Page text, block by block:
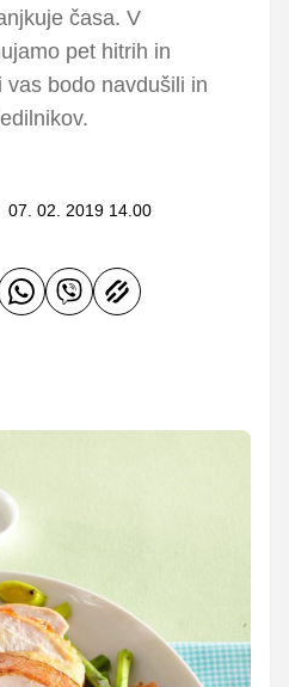
časa. V
pet hitrih in
vas bodo navdušili in
07. 02. 2019 14.00